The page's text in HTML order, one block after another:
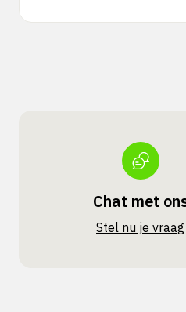
Chat met
Stel nu je vraag